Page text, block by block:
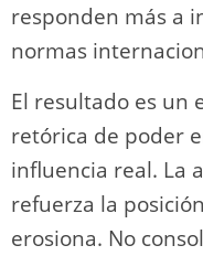
responden más a
normas
El resultado es un
retórica de poder
influencia real. La
refuerza la
erosiona. No